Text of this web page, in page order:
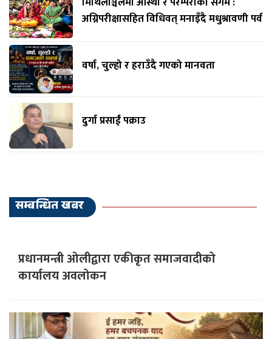
अग्निपरीक्षासहित विधिवत् मनाइँदै मधुश्रावणी पर्व
वर्षा, चुल्हो र हराउँदै गएको मानवता
दुर्गा प्रसाईं पक्राउ
सम्बन्धित खबर
प्रधानमन्त्री ओलीद्वारा एकीकृत समाजवादीको
कार्यालय अवलोकन